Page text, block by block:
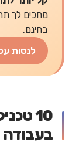
בחינם.
לנסות
10
בעבודה